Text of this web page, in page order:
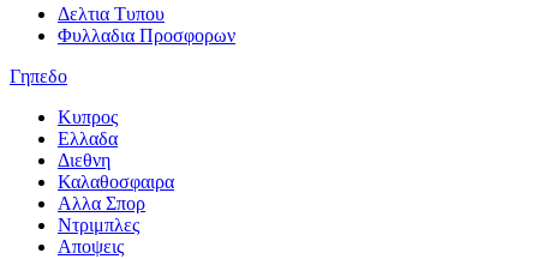
Δελτια Τυπου
Φυλλαδια Προσφορων
Γηπεδο
Κυπρος
Ελλαδα
Διεθνη
Καλαθοσφαιρα
Αλλα Σπορ
Ντριμπλες
Αποψεις